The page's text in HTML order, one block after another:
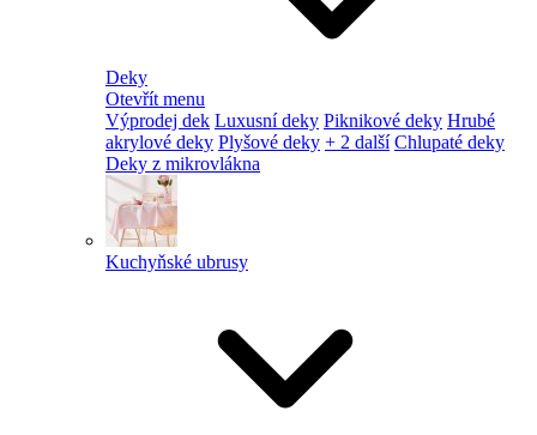
Deky
Otevřít menu
Výprodej dek Luxusní deky Piknikové deky Hrubé
akrylové deky Plyšové deky + 2 další Chlupaté deky
Deky z mikrovlákna
Kuchyňské ubrusy